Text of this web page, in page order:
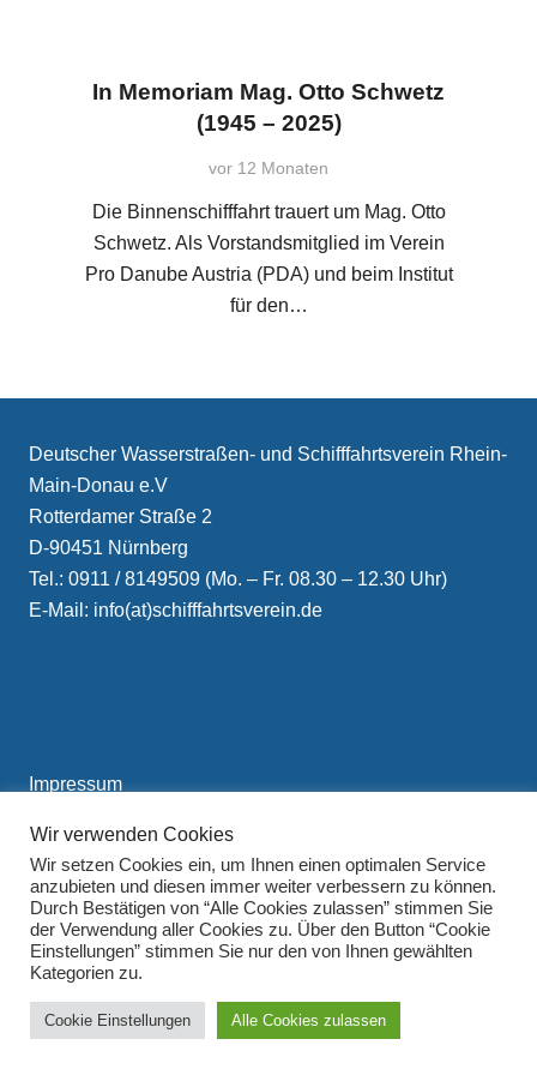
In Memoriam Mag. Otto Schwetz
(1945 – 2025)
vor 12 Monaten
Die Binnenschifffahrt trauert um Mag. Otto
Schwetz. Als Vorstandsmitglied im Verein
Pro Danube Austria (PDA) und beim Institut
für den…
Deutscher Wasserstraßen- und Schifffahrtsverein Rhein-
Main-Donau e.V
Rotterdamer Straße 2
D-90451 Nürnberg
Tel.: 0911 / 8149509 (Mo. – Fr. 08.30 – 12.30 Uhr)
E-Mail: info(at)schifffahrtsverein.de
Impressum
Wir verwenden Cookies
Wir setzen Cookies ein, um Ihnen einen optimalen Service
anzubieten und diesen immer weiter verbessern zu können.
Durch Bestätigen von “Alle Cookies zulassen” stimmen Sie
der Verwendung aller Cookies zu. Über den Button “Cookie
Einstellungen” stimmen Sie nur den von Ihnen gewählten
Kategorien zu.
Cookie Einstellungen Alle Cookies zulassen